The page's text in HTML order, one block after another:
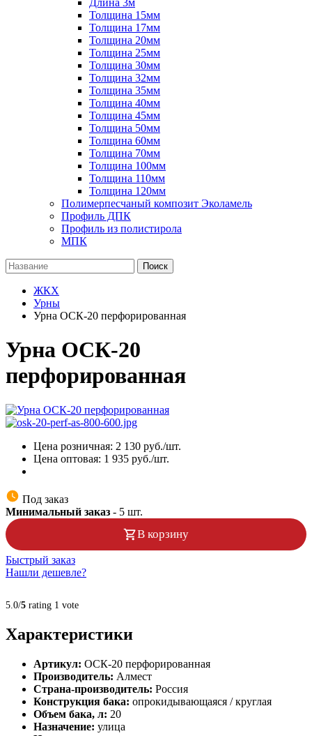
Длина 3м
Толщина 15мм
Толщина 17мм
Толщина 20мм
Толщина 25мм
Толщина 30мм
Толщина 32мм
Толщина 35мм
Толщина 40мм
Толщина 45мм
Толщина 50мм
Толщина 60мм
Толщина 70мм
Толщина 100мм
Толщина 110мм
Толщина 120мм
Полимерпесчаный композит Эколамель
Профиль ДПК
Профиль из полистирола
МПК
Поиск
ЖКХ
Урны
Урна ОСК-20 перфорированная
Урна ОСК-20
перфорированная
Цена розничная: 2 130 руб./шт.
Цена оптовая: 1 935 руб./шт.
Под заказ
Минимальный заказ - 5 шт.
В корзину
Быстрый заказ
Нашли дешевле?
5.0/5 rating 1 vote
Характеристики
Артикул: ОСК-20 перфорированная
Производитель: Алмест
Страна-производитель: Россия
Конструкция бака: опрокидывающаяся / круглая
Объем бака, л: 20
Назначение: улица